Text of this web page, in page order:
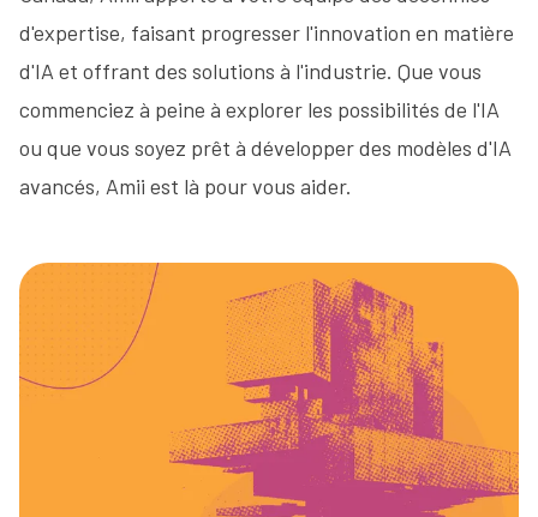
d'expertise, faisant progresser l'innovation en matière
d'IA et offrant des solutions à l'industrie. Que vous
commenciez à peine à explorer les possibilités de l'IA
ou que vous soyez prêt à développer des modèles d'IA
avancés, Amii est là pour vous aider.